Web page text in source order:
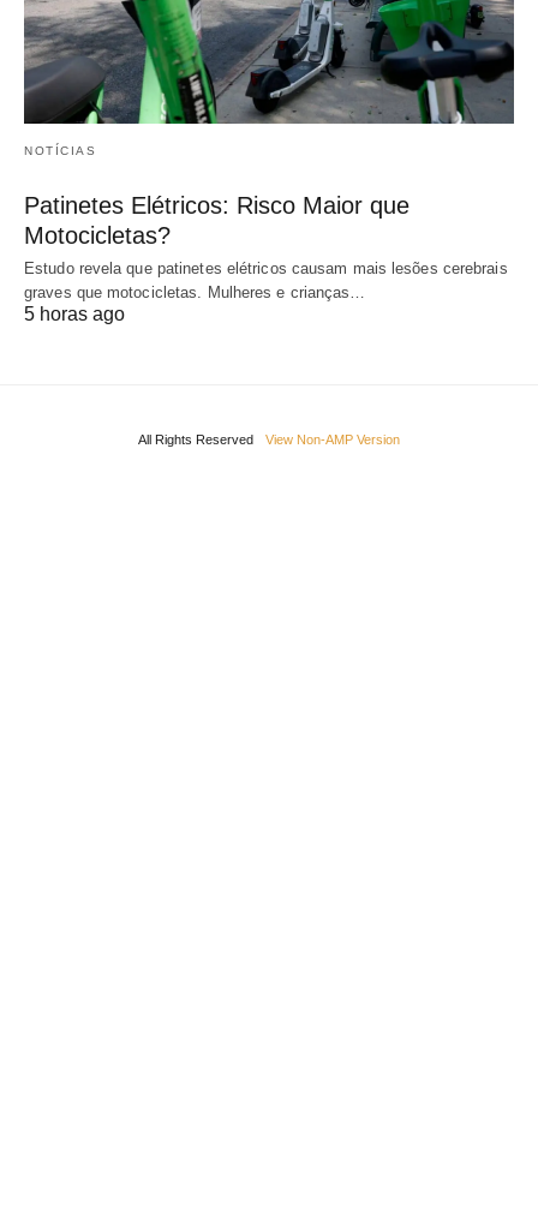
NOTÍCIAS
Patinetes Elétricos: Risco Maior que
Motocicletas?
Estudo revela que patinetes elétricos causam mais lesões cerebrais
graves que motocicletas. Mulheres e crianças…
5 horas ago
All Rights Reserved View Non-AMP Version